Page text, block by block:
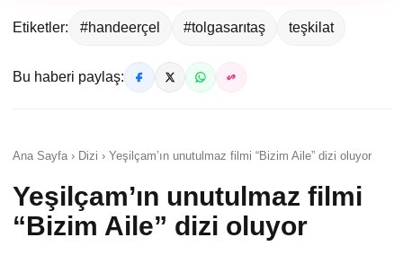
Etiketler: #handeerçel #tolgasarıtaş teşkilat
Bu haberi paylaş:
Ana Sayfa › Dizi › Yeşilçam’ın unutulmaz filmi “Bizim Aile” dizi oluyor
Yeşilçam’ın unutulmaz filmi
“Bizim Aile” dizi oluyor